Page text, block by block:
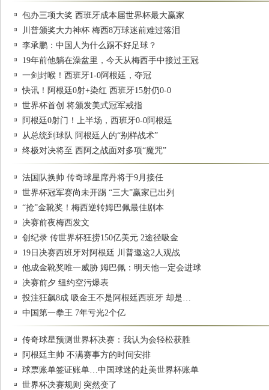
包办三项大奖 西班牙成本届世界杯最大赢家
川普颁奖大力神杯 梅西8万球迷前难过落泪
李承鹏：中国人为什么踢不好足球？
19年前他躺在澡盆里，今天从梅西手中接过王冠
一剑封喉！西班牙1-0阿根廷，夺冠
快讯！阿根廷0射+染红 西班牙15射仍0-0
世界杯首创 将颁发美式冠军戒指
阿根廷0射门！上半场，西班牙0-0阿根廷
从总统到球队 阿根廷人的“别样战术”
终极对决将至 西阿之战面对多项“魔咒”
法国队换帅 传奇球星席丹将于9月接任
世界杯冠军赛尚未开踢 “三大”赢家已出列
“抢”金靴奖！梅西逆转姆巴佩最佳剧本
决赛前夜梅西发文
创纪录 传世界杯狂捞150亿美元 2途径吸金
19日决赛西班牙对阿根廷 川普邀这2人观战
他成金靴奖唯一威胁 姆巴佩：明天他一定会进球
决赛前夕 纽约空污爆表
投注狂飙8成 吸金王不是阿根廷西班牙 却是…
中国第一拳王 7年亏光2个亿
传奇球星预测世界杯决赛：我认为会轻松获胜
阿根廷主帅 不满赛事方的时间安排
球票账单签证账单…中国球迷的赴美世界杯账单
世界杯决赛规则 突然变了